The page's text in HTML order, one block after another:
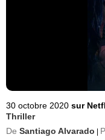
30 octobre 2020 sur
Thriller
De Santiago Alvarado